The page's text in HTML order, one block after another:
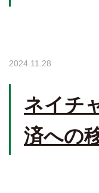
2024.11.28
ネイチ
済への